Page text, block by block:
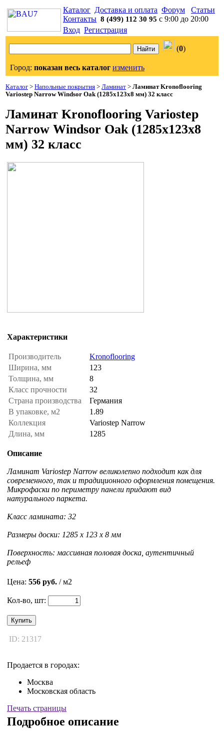
Каталог Доставка и оплата Форум
Статьи
Контакты 8 (499) 112 30 95 с 9:00 до 20:00
Вход Регистрация
(0)
Город: показан весь каталог изменить
Каталог > Напольные покрытия > Ламинат > Ламинат Kronoflooring
Variostep Narrow Windsor Oak (1285x123x8 мм) 32 класс
Ламинат Kronoflooring Variostep
Narrow Windsor Oak (1285x123x8
мм) 32 класс
Характеристики
Производитель
Kronoflooring
Ширина, мм
123
Толщина, мм
8
Класс прочности
32
Страна производства
Германия
В упаковке, м2
1.89
Коллекция
Variostep Narrow
Длина, мм
1285
Описание
Ламинат Variostep Narrow великолепно подходит как для
современного, так и традиционного оформления помещения.
Микрофаски по периметру панели придают вид
натурального паркета.
Класс ламината: 32
Размеры доски: 1285 x 123 x 8 мм
Поверхность: массивная половая доска, аутентичный
рельеф
Цена: 556 руб. / м2
Кол-во, шт:
Купить
ID: 21317
Продается в городах:
Москва
Московская область
Печать страницы
Подробное описание